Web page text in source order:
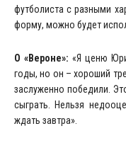
футболиста с разными
форму, можно будет
О «Вероне»: «Я ценю
годы, но он – хороший
заслуженно победили.
сыграть. Нельзя
ждать завтра».